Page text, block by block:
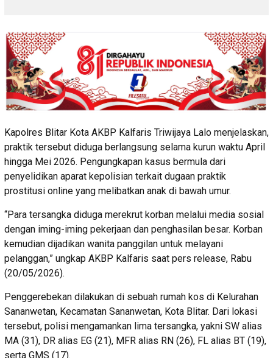
Kapolres Blitar Kota AKBP Kalfaris Triwijaya Lalo menjelaskan,
praktik tersebut diduga berlangsung selama kurun waktu April
hingga Mei 2026. Pengungkapan kasus bermula dari
penyelidikan aparat kepolisian terkait dugaan praktik
prostitusi online yang melibatkan anak di bawah umur.
“Para tersangka diduga merekrut korban melalui media sosial
dengan iming-iming pekerjaan dan penghasilan besar. Korban
kemudian dijadikan wanita panggilan untuk melayani
pelanggan,” ungkap AKBP Kalfaris saat pers release, Rabu
(20/05/2026).
Penggerebekan dilakukan di sebuah rumah kos di Kelurahan
Sananwetan, Kecamatan Sananwetan, Kota Blitar. Dari lokasi
tersebut, polisi mengamankan lima tersangka, yakni SW alias
MA (31), DR alias EG (21), MFR alias RN (26), FL alias BT (19),
serta GMS (17).